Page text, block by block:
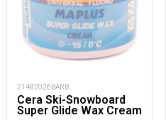
21482026BARB
Cera Ski-Snowboard
Super Glide Wax Cream